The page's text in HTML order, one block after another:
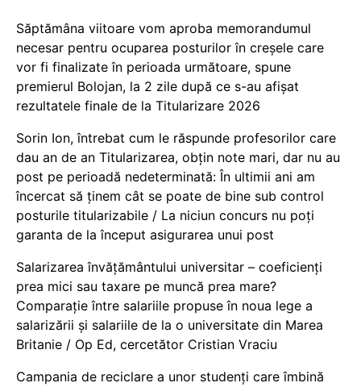
Săptămâna viitoare vom aproba memorandumul
necesar pentru ocuparea posturilor în creșele care
vor fi finalizate în perioada următoare, spune
premierul Bolojan, la 2 zile după ce s-au afișat
rezultatele finale de la Titularizare 2026
Sorin Ion, întrebat cum le răspunde profesorilor care
dau an de an Titularizarea, obțin note mari, dar nu au
post pe perioadă nedeterminată: În ultimii ani am
încercat să ținem cât se poate de bine sub control
posturile titularizabile / La niciun concurs nu poți
garanta de la început asigurarea unui post
Salarizarea învățământului universitar – coeficienți
prea mici sau taxare pe muncă prea mare?
Comparație între salariile propuse în noua lege a
salarizării și salariile de la o universitate din Marea
Britanie / Op Ed, cercetător Cristian Vraciu
Campania de reciclare a unor studenți care îmbină